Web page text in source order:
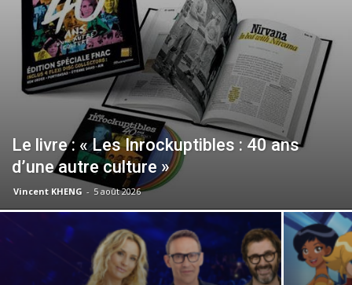
Le livre : « Les Inrockuptibles : 40 ans
d’une autre culture »
Vincent KHENG - 5 août 2026